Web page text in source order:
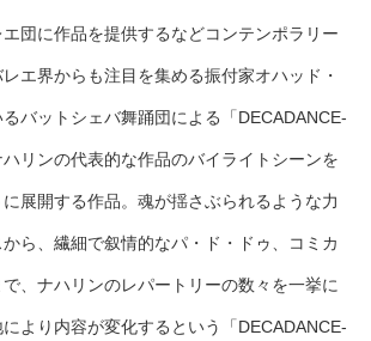
団に作品を提供するなどコンテンポラリー
エ界からも注目を集める振付家オハッド・
バットシェバ舞踊団による「DECADANCE-
リンの代表的な作品のバイライトシーンを
展開する作品。魂が揺さぶられるような力
ら、繊細で叙情的なパ・ド・ドゥ、コミカ
、ナハリンのレパートリーの数々を一挙に
より内容が変化するという「DECADANCE-